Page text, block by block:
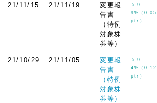
21/11/15 21/11/19
変更報
告書
（特例
対象株
券等）
5.9
9%（0.05
pt↑）
21/10/29 21/11/05
変更報
告書
（特例
対象株
券等）
5.9
4%（0.12
pt↑）